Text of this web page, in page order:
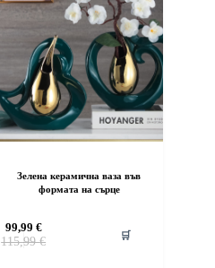
Зелена керамична ваза във
формата на сърце
115,99€
Original
99,99 €
Текущата
🛒